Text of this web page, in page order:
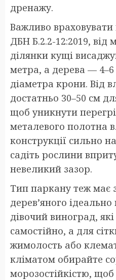
дренажу.
Важливо враховувати
ДБН Б.2.2-12:2019, від
ділянки кущі
метра, а дерева — 4–6
діаметра крони. Від
достатньо 30–50 см
щоб уникнути
металевого полотна
конструкції сильно
садіть рослини
невеликий зазор.
Тип паркану теж має
дерев’яного
дівочий виноград,
самостійно, а для
жимолость або
кліматом обирайте
морозостійкістю,